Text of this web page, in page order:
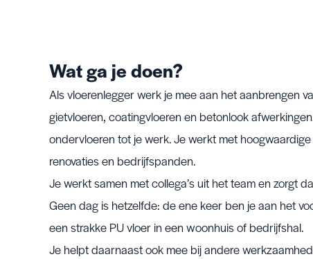
Wat ga je doen?
Als vloerenlegger werk je mee aan het aanbrengen
gietvloeren, coatingvloeren en betonlook
ondervloeren tot je werk. Je werkt met
renovaties en bedrijfspanden.
Je werkt samen met collega’s uit het team en zorgt
Geen dag is hetzelfde: de ene keer ben je aan het
een strakke PU vloer in een woonhuis of bedrijfshal.
Je helpt daarnaast ook mee bij andere